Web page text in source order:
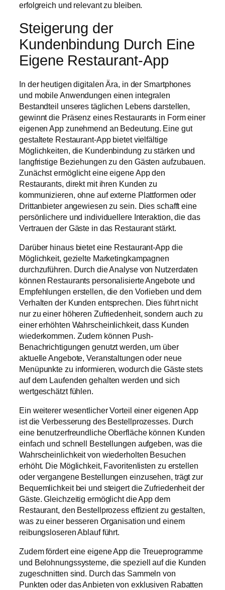
erfolgreich und relevant zu bleiben.
Steigerung der
Kundenbindung Durch Eine
Eigene Restaurant-App
In der heutigen digitalen Ära, in der Smartphones
und mobile Anwendungen einen integralen
Bestandteil unseres täglichen Lebens darstellen,
gewinnt die Präsenz eines Restaurants in Form einer
eigenen App zunehmend an Bedeutung. Eine gut
gestaltete Restaurant-App bietet vielfältige
Möglichkeiten, die Kundenbindung zu stärken und
langfristige Beziehungen zu den Gästen aufzubauen.
Zunächst ermöglicht eine eigene App den
Restaurants, direkt mit ihren Kunden zu
kommunizieren, ohne auf externe Plattformen oder
Drittanbieter angewiesen zu sein. Dies schafft eine
persönlichere und individuellere Interaktion, die das
Vertrauen der Gäste in das Restaurant stärkt.
Darüber hinaus bietet eine Restaurant-App die
Möglichkeit, gezielte Marketingkampagnen
durchzuführen. Durch die Analyse von Nutzerdaten
können Restaurants personalisierte Angebote und
Empfehlungen erstellen, die den Vorlieben und dem
Verhalten der Kunden entsprechen. Dies führt nicht
nur zu einer höheren Zufriedenheit, sondern auch zu
einer erhöhten Wahrscheinlichkeit, dass Kunden
wiederkommen. Zudem können Push-
Benachrichtigungen genutzt werden, um über
aktuelle Angebote, Veranstaltungen oder neue
Menüpunkte zu informieren, wodurch die Gäste stets
auf dem Laufenden gehalten werden und sich
wertgeschätzt fühlen.
Ein weiterer wesentlicher Vorteil einer eigenen App
ist die Verbesserung des Bestellprozesses. Durch
eine benutzerfreundliche Oberfläche können Kunden
einfach und schnell Bestellungen aufgeben, was die
Wahrscheinlichkeit von wiederholten Besuchen
erhöht. Die Möglichkeit, Favoritenlisten zu erstellen
oder vergangene Bestellungen einzusehen, trägt zur
Bequemlichkeit bei und steigert die Zufriedenheit der
Gäste. Gleichzeitig ermöglicht die App dem
Restaurant, den Bestellprozess effizient zu gestalten,
was zu einer besseren Organisation und einem
reibungsloseren Ablauf führt.
Zudem fördert eine eigene App die Treueprogramme
und Belohnungssysteme, die speziell auf die Kunden
zugeschnitten sind. Durch das Sammeln von
Punkten oder das Anbieten von exklusiven Rabatten